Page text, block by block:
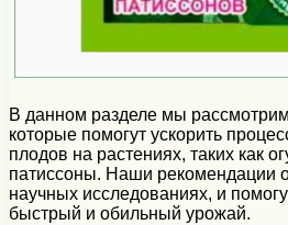
В данном разделе мы
которые помогут ускорить
плодов на растениях, таких как
патиссоны. Наши рекомендации
научных исследованиях, и
быстрый и обильный урожай.